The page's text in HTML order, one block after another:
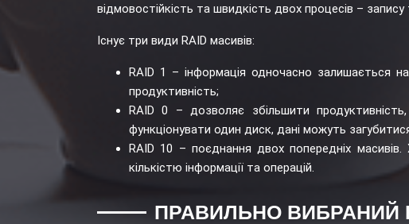
відмовостійкість та швидкість двох процесів –
Існує три види RAID масивів:
RAID 1 – інформація одночасно залишається
продуктивність;
RAID 0 – дозволяє збільшити
функціонувати один диск, дані можуть
RAID 10 – поєднання двох попередніх
кількістю інформації та операцій.
ПРАВИЛЬНО ВИБРАНИЙ